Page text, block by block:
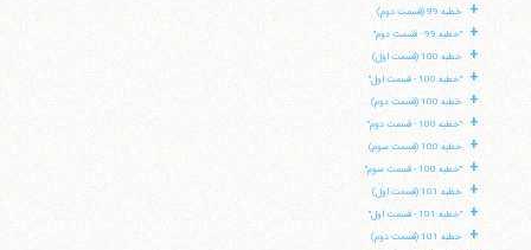
+ خطبه 99 (قسمت دوم)
+ "خطبه 99 - قسمت دوم"
+ خطبه 100 (قسمت اول)
+ "خطبه 100 - قسمت اول"
+ خطبه 100 (قسمت دوم)
+ "خطبه 100 - قسمت دوم"
+ خطبه 100 (قسمت سوم)
+ "خطبه 100 - قسمت سوم"
+ خطبه 101 (قسمت اول)
+ "خطبه 101 - قسمت اول"
+ خطبه 101 (قسمت دوم)